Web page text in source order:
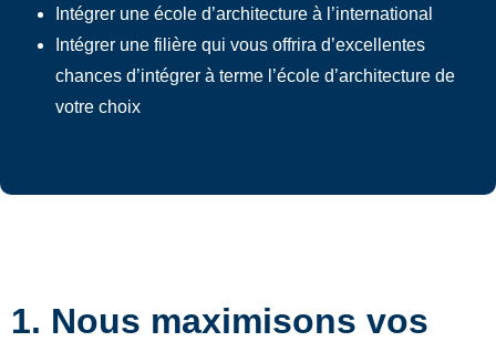
Intégrer une école d’architecture à l’international
Intégrer une filière qui vous offrira d’excellentes
chances d’intégrer à terme l’école d’architecture de
votre choix
1. Nous maximisons vos